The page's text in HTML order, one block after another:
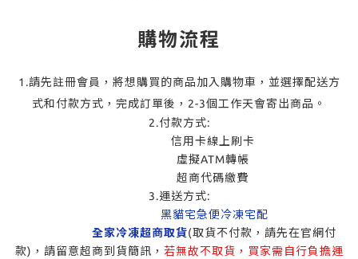
購物流程
1.請先註冊會員，將想購買的商品加入購物車，並選擇配送方
式和付款方式，完成訂單後，2-3個工作天會寄出商品。
2.付款方式:
信用卡線上刷卡
虛擬ATM轉帳
超商代碼繳費
3.運送方式:
黑貓宅急便冷凍宅配
全家冷凍超商取貨(取貨不付款，請先在官網付
款)，請留意超商到貨簡訊， 若無故不取貨，買家需自行負擔運